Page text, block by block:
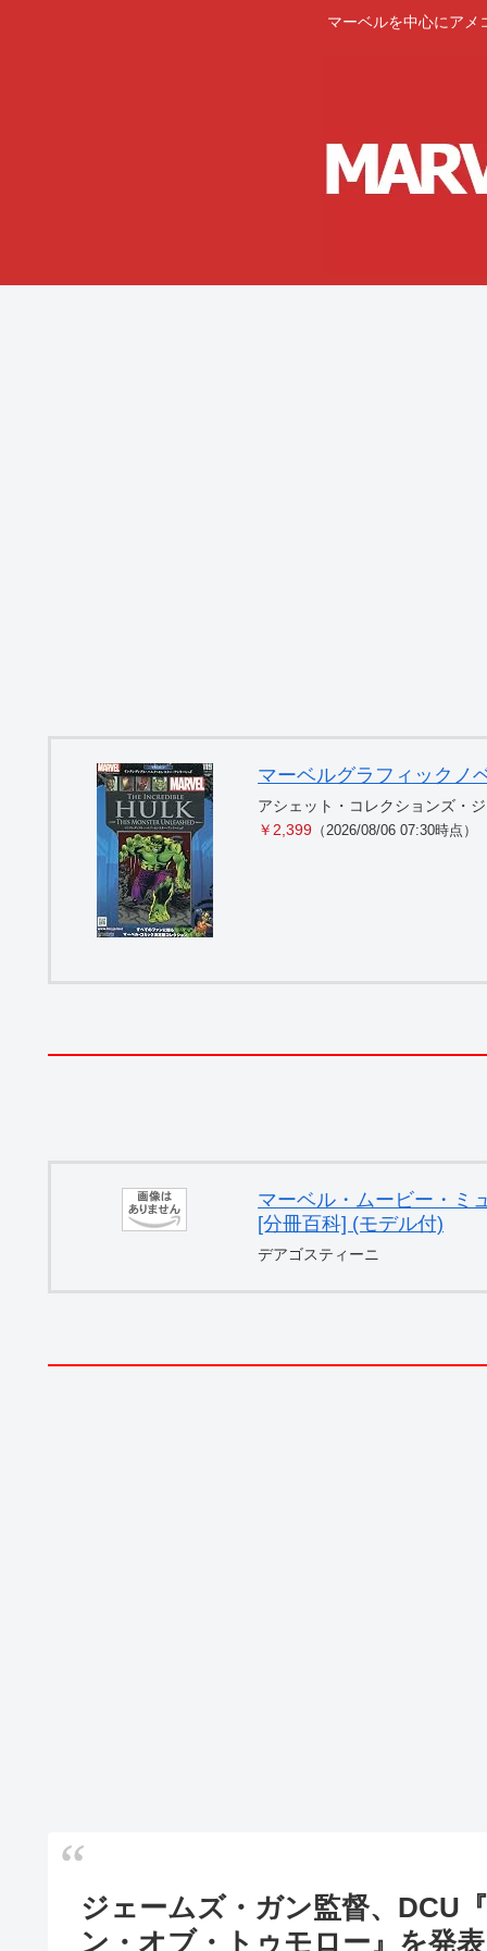
マーベルを中心にアメ
マーベルグラフィックノ
アシェット・コレクションズ・
￥2,399 （2026/08/06 07:30時点）
マーベル・ムービー・ミ
[分冊百科] (モデル付)
デアゴスティーニ
ジェームズ・ガン監督、DCU
ン・オブ・トゥモロー』を発